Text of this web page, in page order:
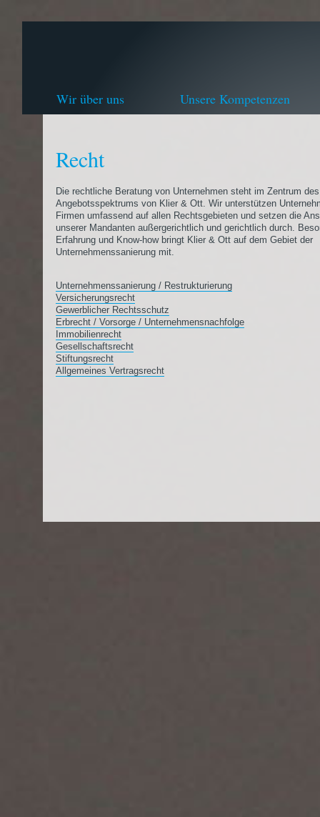
Wir über uns Unsere Kompetenzen
Recht
Die rechtliche Beratung von Unternehmen steht im Zentrum des
Angebotsspektrums von Klier & Ott. Wir unterstützen
Firmen umfassend auf allen Rechtsgebieten und setzen die
unserer Mandanten außergerichtlich und gerichtlich durch.
Erfahrung und Know-how bringt Klier & Ott auf dem Gebiet der
Unternehmenssanierung mit.
Unternehmenssanierung / Restrukturierung
Versicherungsrecht
Gewerblicher Rechtsschutz
Erbrecht / Vorsorge / Unternehmensnachfolge
Immobilienrecht
Gesellschaftsrecht
Stiftungsrecht
Allgemeines Vertragsrecht